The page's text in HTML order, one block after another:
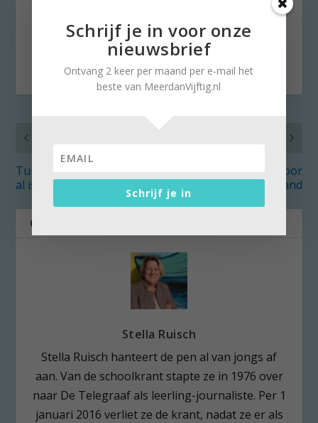
Tupperware blijft ook
al is ‘party’ over
Op de fiets dwars door
Nederland
OVER DE AUTEUR
Stella Ruisch
Stella Ruisch hanteert de pen al van jongs af
aan. Van de schoolkrant stapte ze in 1976 over
naar De Telegraaf als leerling-journaliste. Per 1
januari 2016 verliet ze de krant, nadat ze er als
Schrijf je in voor onze
nieuwsbrief
Ontvang 2 keer per maand per e-mail het
beste van MeerdanVijftig.nl
Schrijf je in